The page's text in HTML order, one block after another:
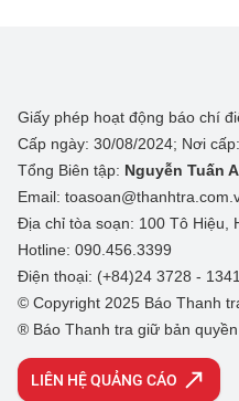
Giấy phép hoạt động báo chí
Cấp ngày: 30/08/2024; Nơi
Tổng Biên tập: Nguyễn Tuấn
Email:
Địa chỉ tòa soạn: 100 Tô Hiệu,
Hotline: 090.456.3399
Điện thoại: (+84)24 3728 -
© Copyright 2025 Báo Thanh
® Báo Thanh tra giữ bản
LIÊN HỆ QUẢNG CÁO